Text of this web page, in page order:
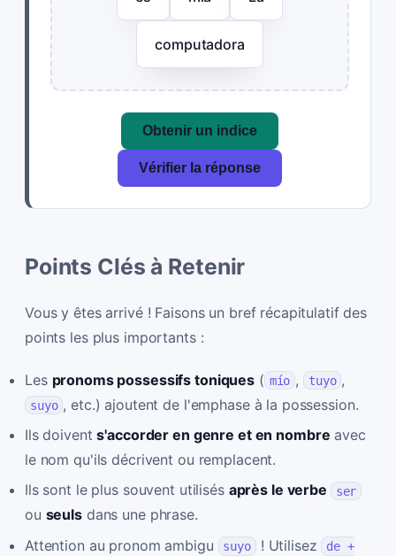
computadora
Obtenir un indice
Vérifier la réponse
Points Clés à Retenir
Vous y êtes arrivé ! Faisons un bref récapitulatif des
points les plus importants :
Les pronoms possessifs toniques ( mío , tuyo ,
suyo , etc.) ajoutent de l'emphase à la possession.
Ils doivents'accorder en genre et en nombre avec
le nom qu'ils décrivent ou remplacent.
Ils sont le plus souvent utilisés après le verbe ser
ou seuls dans une phrase.
Attention au pronom ambigu
suyo ! Utilisez de +